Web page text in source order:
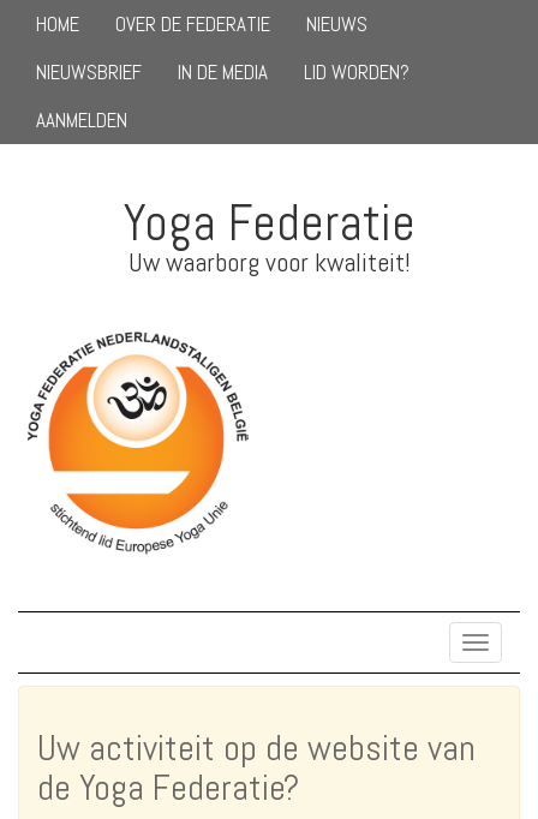
HOME OVER DE FEDERATIE
NIEUWS
NIEUWSBRIEF
IN DE MEDIA
LID WORDEN?
AANMELDEN
Yoga Federatie
Uw waarborg voor kwaliteit!
Toggle
Uw activiteit op de website van
de Yoga Federatie?